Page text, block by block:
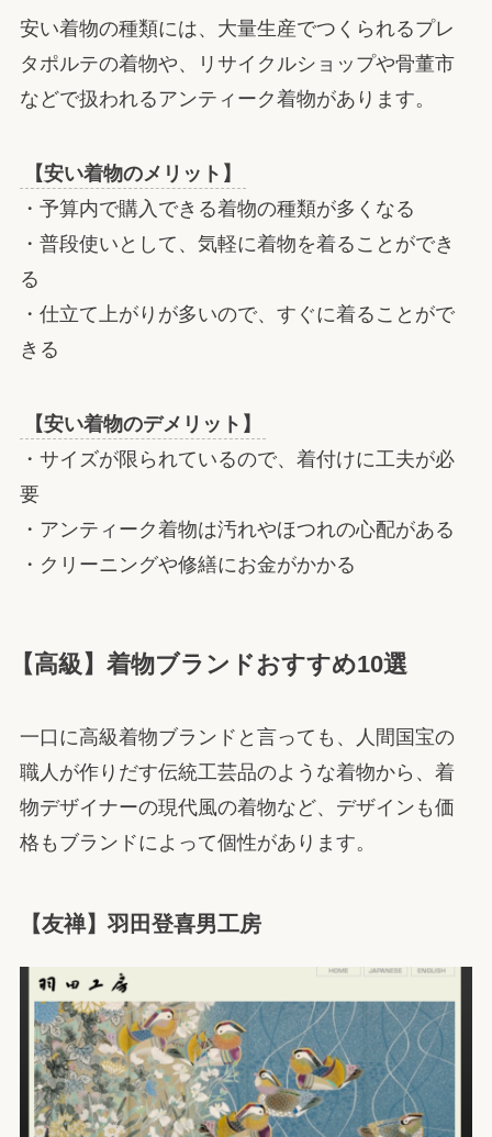
安い着物の種類には、大量生産でつくられるプレ
タポルテの着物や、リサイクルショップや骨董市
などで扱われるアンティーク着物があります。
【安い着物のメリット】
・予算内で購入できる着物の種類が多くなる
・普段使いとして、気軽に着物を着ることができ
る
・仕立て上がりが多いので、すぐに着ることがで
きる
【安い着物のデメリット】
・サイズが限られているので、着付けに工夫が必
要
・アンティーク着物は汚れやほつれの心配がある
・クリーニングや修繕にお金がかかる
【高級】着物ブランドおすすめ10選
一口に高級着物ブランドと言っても、人間国宝の
職人が作りだす伝統工芸品のような着物から、着
物デザイナーの現代風の着物など、デザインも価
格もブランドによって個性があります。
【友禅】羽田登喜男工房